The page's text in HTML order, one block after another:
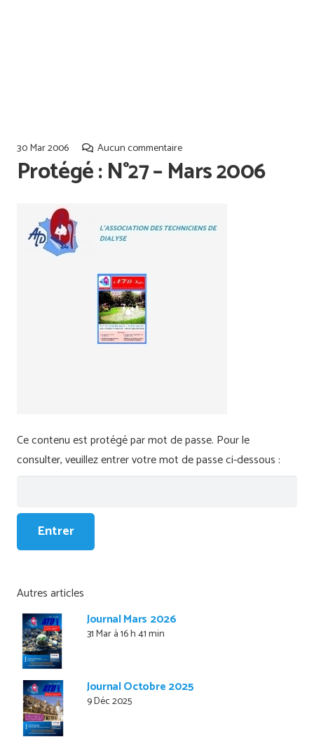
30 Mar 2006 Aucun commentaire
Protégé : N°27 – Mars 2006
Ce contenu est protégé par mot de passe. Pour le
consulter, veuillez entrer votre mot de passe ci-dessous :
Autres articles
Journal Mars 2026
31 Mar à 16 h 41 min
Journal Octobre 2025
9 Déc 2025